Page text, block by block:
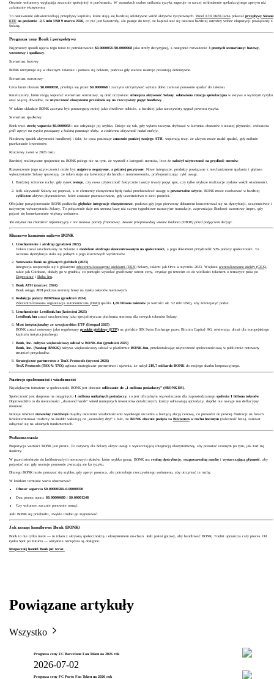
Ostatnie wolumeny wyglądają znacznie spokojniej w porównaniu. W warunkach makro unikania ryzyka sugeruje to raczej ochłodzenie spekulacyjnego apetytu niż
załamanie ekosystemu.
To nastawienie odzwierciedlają przepływy kapitału, które stają się bardziej selektywne wśród aktywów ryzykownych. Panel ETF DefiLlamapokazał przepływy Solana
ETFna poziomie -2,5 mln USD 9 marca 2026, co nie jest katastrofą, ale pasuje do tezy, że kapitał stał się ostatnio bardziej ostrożny wobec ekspozycji powiązanej z
Solaną.
Prognoza ceny Bonk i perspektywy
Najprostszy sposób ujęcia tego teraz to potraktowanie $0.0000058–$0.0000068jako strefy decyzyjnej, a następnie rozważenie 3 prostych scenariuszy: bazowy,
wzrostowy i spadkowy.
Scenariusz bazowy
BONK utrzymuje się w obecnym zakresie i porusza się bokiem, podczas gdy szersze nastroje pozostają defensywne.
Scenariusz wzrostowy
Cena broni obszaru $0.0000058, przebija się przez $0.0000068i zaczyna utrzymywać wyższe dołki zamiast ponownie spadać do zakresu.
Katalizatory, które mogą wspierać scenariusz wzrostowy, są dość oczywiste: silniejsza aktywność Solany, odnowiona rotacja spekulacyjnaw aktywa o wyższym ryzyku
oraz więcej dowodów, że użyteczność ekosystemu przekłada się na rzeczywisty popyt handlowy.
W takim układzie BONK zaczyna być postrzegany mniej jako chwilowe odbicie, a bardziej jako rzeczywisty sygnał powrotu ryzyka.
Scenariusz spadkowy
Bonk traci strefę wsparcia $0.0000058i nie odzyskuje jej szybko. Dzieje się tak, gdy wykres zaczyna dryfować w kierunku obszarów o niższej płynności, zwłaszcza
jeśli apetyt na ryzyko powiązany z Solaną pozostaje słaby, a codzienna aktywność nadal maleje.
Niedawny spadek aktywności handlowej i fakt, że cena pozostajeznacznie poniżej swojego ATH, wspierają tezę, że aktywo może nadal spadać, gdy zniknie
przekonanie inwestorów.
Kluczowy zwrot w 2026 roku
Bardziej realistyczne spojrzenie na BONK polega nie na tym, że wyszedł z kategorii memów, lecz że nałożył użyteczność na prędkość memów.
Rozszerzenie jego użyteczności może być najpierw negatywne, a później pozytywne. Nowe integracje, produkty powiązane z mechanizmem spalania i głębsze
wykorzystanie Solany sprawiają, że token staje się łatwiejszy do handlu i monitorowania, profesjonalizując cykl uwagi.
Bardziej zmienne ruchy, gdy rynek testuje, czy nowa użyteczność faktycznie tworzy trwały popyt spot, czy tylko szybsze realizacje zysków wokół wiadomości.
Jeśli aktywność Solany się poprawi, a te elementy ekosystemu będą nadal przekształcać uwagę w powtarzalne użycie, BONK może ewoluować w bardziej
cykliczneaktywo płynnościowe, które zostanie przeszacowane, gdy uczestnictwo w sieci powróci.
Oficjalne pozycjonowanie BONK podkreśla głębokie integracje ekosystemowe, podczas gdy jego pierwotny dokument koncentrował się na dystrybucji, uczestnictwie i
natywnym wykorzystaniu Solany. To połączenie daje mu szerszą bazę niż czysto tygodniowe narracyjne transakcje, zapewniając Bonkowi wzrostowy impet, gdy
pojawi się konsekwentnie większy wolumen.
Ten artykuł ma charakter informacyjny i nie stanowi porady finansowej. Zawsze przeprowadzaj własne badania (DYOR) przed podjęciem decyzji.
Kluczowe kamienie milowe BONK
Uruchomienie i airdrop (grudzień 2022)
Token został uruchomiony na Solanie z modelem airdropu skoncentrowanym na społeczności, a jego dokument przydzielił 50% podaży społeczności. Ta
wczesna dystrybucja stała się jednym z jego kluczowych wyróżników.
Notowania Bonk na głównych giełdach (2023)
Integracja rozpoczęła się z głównymi zdecentralizowanymi giełdami (DEX)Solany, takimi jak Orca w styczniu 2023. Większe scentralizowane giełdy (CEX),
takie jak Coinbase, dodały go w grudniu, co pomogło wywołać gwałtowny wzrost ceny, czyniąc go trzecim co do wielkości tokenem o tematyce psów po
Dogecoiniei Shiba Inu.
Bonk ATH (marzec 2024)
Bonk osiąga ATH podczas szerszej hossy na rynku tokenów memowych.
Redukcja podaży BURNmas (grudzień 2024)
Zdecentralizowana organizacja autonomiczna (DAO)spaliła 1,69 biliona tokenów(o wartości ok. 52 mln USD), aby zmniejszyć podaż.
Uruchomienie LetsBonk.fun (kwiecień 2025)
LetsBonk.funzostał uruchomiony jako specjalistyczna platforma startowa dla nowych tokenów Solany.
Most instytucjonalny ze szwajcarskim ETP (listopad 2025)
BONK został notowany jako regulowany produkt giełdowy (ETP)na giełdzie SIX Swiss Exchange przez Bitcoin Capital AG, otwierając drzwi dla europejskiego
kapitału instytucjonalnego.
Bonk, Inc. nabywa większościowy udział w BONK.fun (grudzień 2025)
Bonk, Inc. (Nasdaq: BNKK)nabywa większościowy udział w platformie BONK.fun, przekształcając użyteczność społecznościową w publicznie notowany
strumień przychodów.
Strategiczne partnerstwo z TenX Protocols (styczeń 2026)
TenX Protocols (TSX-V: TNX)ogłasza strategiczne partnerstwo i ujawnia, że nabył 219,7 miliarda BONKdo swojego skarbu korporacyjnego.
Nastroje społeczności i wiadomości
Największym tematem w społeczności BONK jest obecnie odliczanie do „1 miliona posiadaczy” (#BONK1M).
Społeczność jest skupiona na osiągnięciu 1 miliona unikalnych posiadaczy, co jest oficjalnym wyzwalaczem dla zapowiedzianego spalenia 1 biliona tokenów.
Doprowadziło to do mentalności „diamond hands” wśród mniejszych inwestorów detalicznych, którzy odmawiają sprzedaży, dopóki nie nastąpi ten deflacyjny
moment.
Istnieje również niewielny rozdźwiękmiędzy ostatnimi wiadomościami wysokiego szczebla a bieżącą akcją cenową, co prowadzi do pewnej frustracji na forach.
Krótkoterminowi traderzy na Reddit wskazują na „neutralny dryf” i fakt, że BONK obecnie podąża za Bitcoinemw ruchu bocznym(zależność beta), zamiast
odłączać się na własnych fundamentach.
Podsumowanie
Propozycja wartości BONK jest prosta. To natywny dla Solany aktyw uwagi z wystarczającą integracją ekosystemową, aby pozostać istotnym po tym, jak żart się
skończy.
W przeciwieństwie do krótkotrwałych memowych skoków, które szybko gasną, BONK ma realną dystrybucję, rozpoznawalną markęi wystarczającą płynność, aby
pojawiać się, gdy nastroje ponownie zwracają się ku ryzyku.
Dlatego BONK może poruszać się szybko, gdy apetyt powraca, ale potrzebuje rzeczywistego wolumenu, aby utrzymać te ruchy.
W krótkim terminie warto obserwować:
Obszar wsparcia $0.00000584–0.00000590
Dwa pasma oporu: $0.00000680i $0.00001248
Czy wolumen zacznie ponownie rosnąć.
Jeśli BONK się przebudzi, zwykle trudno go zignorować.
Jak zacząć handlować Bonk (BONK)
Bonk to nie tylko mem — to token z aktywną społecznością i ekosystemem on-chain. Jeśli jesteś gotowy, aby handlować BONK, Toobit upraszcza cały proces. Od
rynku Spot po Futures — wszystkie narzędzia są dostępne.
Rozpocznij handel Bonk już teraz.
Powiązane artykuły
Wszystko
Prognoza ceny FC Barcelona Fan Token na 2026 rok
2026-07-02
Prognoza ceny FC Porto Fan Token na 2026 rok